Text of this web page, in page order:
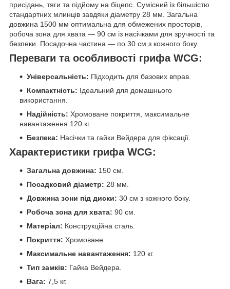
присідань, тяги та підйому на біцепс. Сумісний із більшістю
стандартних млинців завдяки діаметру 28 мм. Загальна
довжина 1500 мм оптимальна для обмежених просторів,
робоча зона для хвата — 90 см із насічками для зручності та
безпеки. Посадочна частина — по 30 см з кожного боку.
Переваги та особливості грифа WCG:
Універсальність: Підходить для базових вправ.
Компактність: Ідеальний для домашнього
використання.
Надійність: Хромоване покриття, максимальне
навантаження 120 кг.
Безпека: Насічки та гайки Вейдера для фіксації.
Характеристики грифа WCG:
Загальна довжина: 150 см.
Посадковий діаметр: 28 мм.
Довжина зони під диски: 30 см з кожного боку.
Робоча зона для хвата: 90 см.
Матеріал: Конструкційна сталь.
Покриття: Хромоване.
Максимальне навантаження: 120 кг.
Тип замків: Гайка Вейдера.
Вага: 7,5 кг.